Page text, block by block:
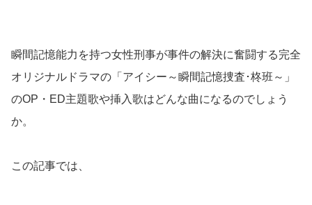
瞬間記憶能力を持つ女性刑事が事件の解決に奮闘する完全
オリジナルドラマの「アイシー～瞬間記憶捜査･柊班～」
のOP・ED主題歌や挿入歌はどんな曲になるのでしょう
か。
この記事では、